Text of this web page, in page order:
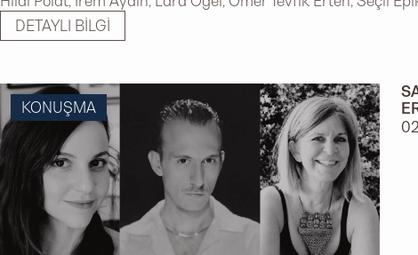
DETAYLI BILGI
KONUŞMA